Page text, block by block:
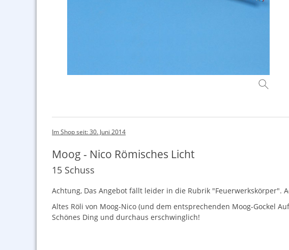
Im Shop seit: 30. Juni 2014
Moog - Nico Römisches Licht
15 Schuss
Achtung, Das Angebot fällt leider in die Rubrik "Feuerwerkskörper".
Altes Röli von Moog-Nico (und dem entsprechenden Moog-Gockel
Schönes Ding und durchaus erschwinglich!